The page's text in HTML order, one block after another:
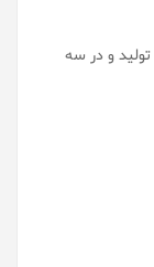
تولید و در سه